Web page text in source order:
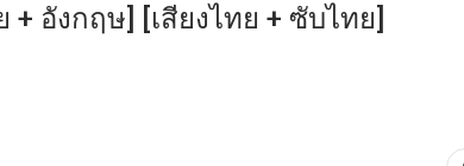
+ อังกฤษ] [เสียงไทย + ซับไทย]